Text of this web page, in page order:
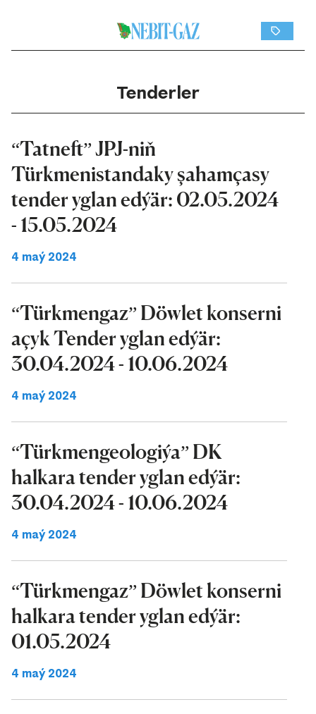
Tenderler
“Tatneft” JPJ-niň
Türkmenistandaky şahamçasy
tender yglan edýär: 02.05.2024
- 15.05.2024
4 maý 2024
“Türkmengaz” Döwlet konserni
açyk Tender yglan edýär:
30.04.2024 - 10.06.2024
4 maý 2024
“Türkmengeologiýa” DK
halkara tender yglan edýär:
30.04.2024 - 10.06.2024
4 maý 2024
“Türkmengaz” Döwlet konserni
halkara tender yglan edýär:
01.05.2024
4 maý 2024